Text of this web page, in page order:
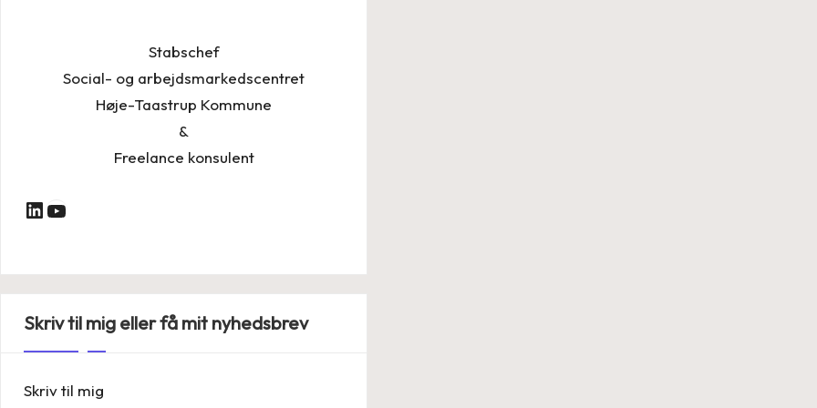
Stabschef
Social- og arbejdsmarkedscentret
Høje-Taastrup Kommune
&
Freelance konsulent
LinkedIn
YouTube
Skriv til mig eller få mit nyhedsbrev
Skriv til mig